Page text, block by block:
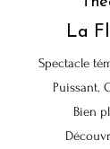
La
Spectacle
Puissant.
Bien